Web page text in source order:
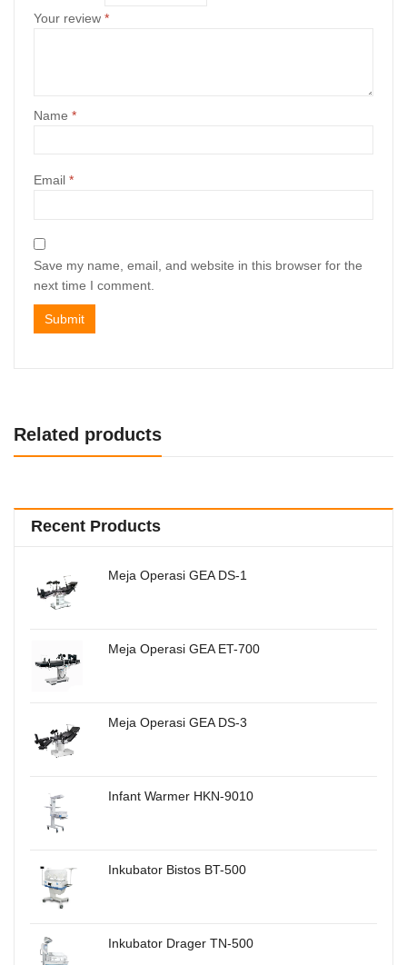
Your review *
Name *
Email *
Save my name, email, and website in this browser for the
next time I comment.
Related products
Recent Products
Meja Operasi GEA DS-1
Meja Operasi GEA ET-700
Meja Operasi GEA DS-3
Infant Warmer HKN-9010
Inkubator Bistos BT-500
Inkubator Drager TN-500